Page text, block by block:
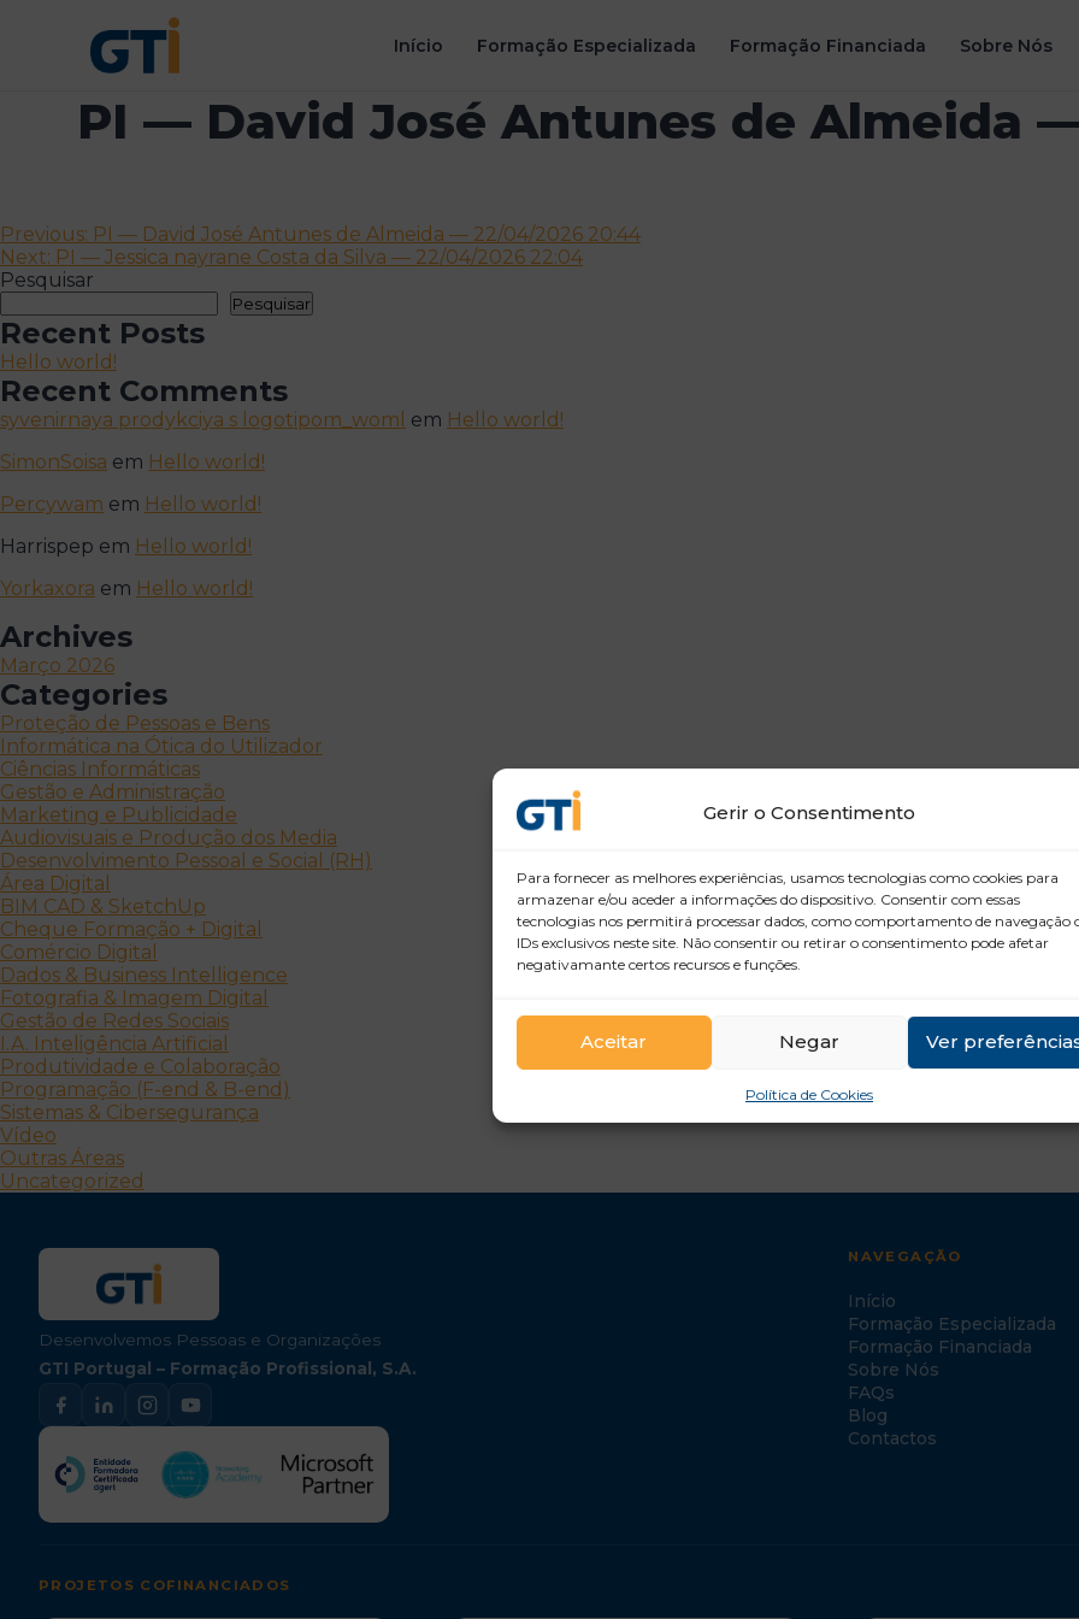
Gerir o Consentimento
Para fornecer as melhores experiências, usamos tecnologias como cookies para
armazenar e/ou aceder a informações do dispositivo. Consentir com essas
tecnologias nos permitirá processar dados, como comportamento de navegação
IDs exclusivos neste site. Não consentir ou retirar o consentimento pode afetar
negativamante certos recursos e funções.
Aceitar Negar Ver
Política de Cookies
Início Formação Especializada Formação Financiada Sobre Nós
PI — David José Antunes de Almeida
Navegação
de
artigos
Previous: PI — David José Antunes de Almeida — 22/04/2026 20:44
Next: PI — Jessica nayrane Costa da Silva — 22/04/2026 22:04
Pesquisar
Pesquisar
Recent Posts
Hello world!
Recent Comments
syvenirnaya prodykciya s logotipom_woml em Hello world!
SimonSoisa em Hello world!
Percywam em Hello world!
Harrispep em Hello world!
Yorkaxora em Hello world!
Archives
Março 2026
Categories
Proteção de Pessoas e Bens
Informática na Ótica do Utilizador
Ciências Informáticas
Gestão e Administração
Marketing e Publicidade
Audiovisuais e Produção dos Media
Desenvolvimento Pessoal e Social (RH)
Área Digital
BIM CAD & SketchUp
Cheque Formação + Digital
Comércio Digital
Dados & Business Intelligence
Fotografia & Imagem Digital
Gestão de Redes Sociais
I.A. Inteligência Artificial
Produtividade e Colaboração
Programação (F-end & B-end)
Sistemas & Cibersegurança
Vídeo
Outras Áreas
Uncategorized
Desenvolvemos Pessoas e Organizações
GTI Portugal – Formação Profissional, S.A.
NAVEGAÇÃO
Início
Formação Especializada
Formação Financiada
Sobre Nós
FAQs
Blog
Contactos
PROJETOS COFINANCIADOS